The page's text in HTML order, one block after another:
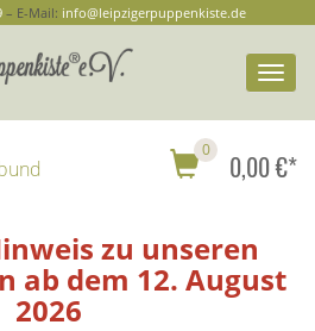
– E-Mail: info@leipzigerpuppenkiste.de
0 0,00 €*
zu unseren
ab dem 12. August
2026